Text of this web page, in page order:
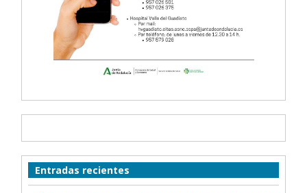
Entradas recientes